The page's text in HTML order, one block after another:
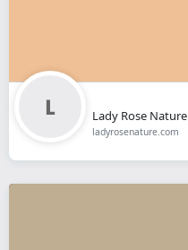
Lady Rose Nature
ladyrosenature.com